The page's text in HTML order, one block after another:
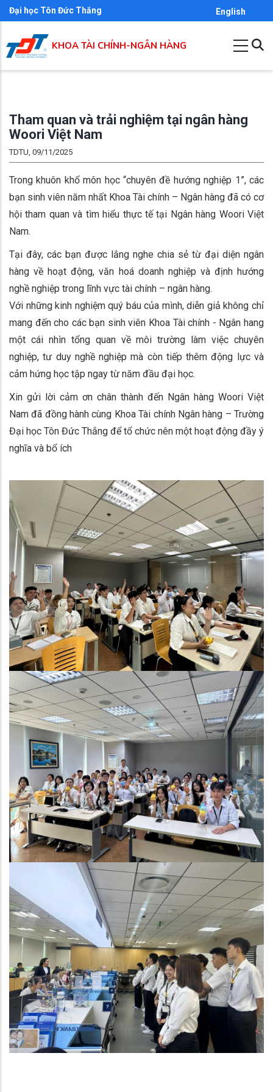
Nhảy
đến
nội
dung
Đại học Tôn Đức Thắng English
KHOA TÀI CHÍNH-NGÂN HÀNG
Tham quan và trải nghiệm tại ngân hàng
Woori Việt Nam
TDTU, 09/11/2025
Trong khuôn khổ môn học “chuyên đề hướng nghiệp 1”, các
bạn sinh viên năm nhất Khoa Tài chính – Ngân hàng đã có cơ
hội tham quan và tìm hiểu thực tế tại Ngân hàng Woori Việt
Nam.
Tại đây, các bạn được lắng nghe chia sẻ từ đại diện ngân
hàng về hoạt động, văn hoá doanh nghiệp và định hướng
nghề nghiệp trong lĩnh vực tài chính – ngân hàng.
Với những kinh nghiệm quý báu của mình, diễn giả không chỉ
mang đến cho các bạn sinh viên Khoa Tài chính - Ngân hang
một cái nhìn tổng quan về môi trường làm việc chuyên
nghiệp, tư duy nghề nghiệp mà còn tiếp thêm động lực và
cảm hứng học tập ngay từ năm đầu đại học.
Xin gửi lời cảm ơn chân thành đến Ngân hàng Woori Việt
Nam đã đồng hành cùng Khoa Tài chính Ngân hàng – Trường
Đại học Tôn Đức Thắng để tổ chức nên một hoạt động đầy ý
nghĩa và bổ ích